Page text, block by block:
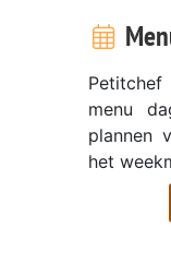
menu
plannen
het